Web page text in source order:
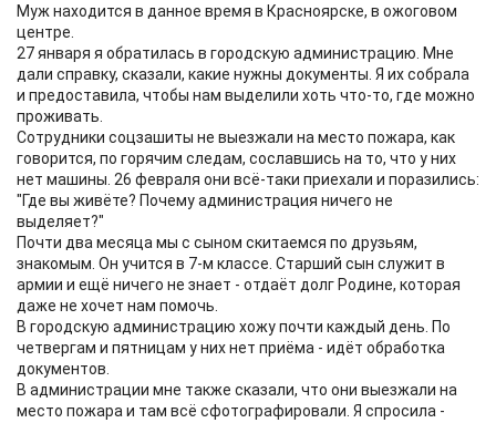
Муж находится в данное время в Красноярске, в ожоговом
центре.
27 января я обратилась в городскую администрацию. Мне
дали справку, сказали, какие нужны документы. Я их собрала
и предоставила, чтобы нам выделили хоть что-то, где можно
проживать.
Сотрудники соцзашиты не выезжали на место пожара, как
говорится, по горячим следам, сославшись на то, что у них
нет машины. 26 февраля они всё-таки приехали и поразились:
"Где вы живёте? Почему администрация ничего не
выделяет?"
Почти два месяца мы с сыном скитаемся по друзьям,
знакомым. Он учится в 7-м классе. Старший сын служит в
армии и ещё ничего не знает - отдаёт долг Родине, которая
даже не хочет нам помочь.
В городскую администрацию хожу почти каждый день. По
четвергам и пятницам у них нет приёма - идёт обработка
документов.
В администрации мне также сказали, что они выезжали на
место пожара и там всё сфотографировали. Я спросила -